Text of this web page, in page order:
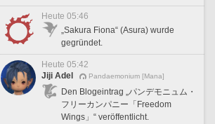
Heute 05:46
„Sakura Fiona“ (Asura) wurde
gegründet.
Heute 05:42
Jiji Adel
Pandaemonium [Mana]
Den Blogeintrag „パンデモニュム・
フリーカンパニー「Freedom
Wings」“ veröffentlicht.